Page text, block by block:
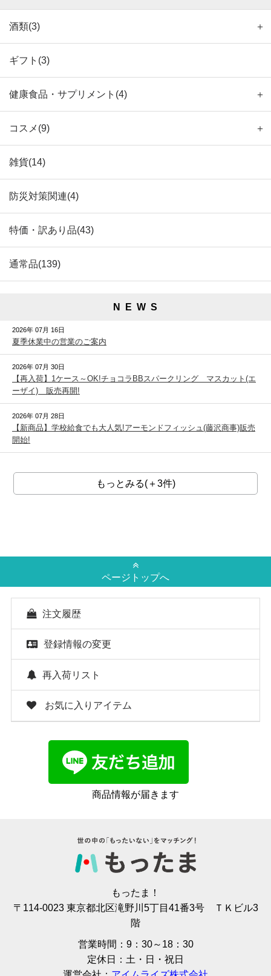
酒類(3) ＋
ギフト(3)
健康食品・サプリメント(4) ＋
コスメ(9) ＋
雑貨(14)
防災対策関連(4)
特価・訳あり品(43)
通常品(139)
N E W S
2026年 07月 16日
夏季休業中の営業のご案内
2026年 07月 30日
【再入荷】1ケース～OK!チョコラBBスパークリング マスカット(エ
ーザイ) 販売再開!
2026年 07月 28日
【新商品】学校給食でも大人気!アーモンドフィッシュ(藤沢商事)販売
開始!
もっとみる(＋3件)
ページトップへ
注文履歴
登録情報の変更
再入荷リスト
お気に入りアイテム
商品情報が届きます
もったま！
〒114-0023 東京都北区滝野川5丁目41番3号 ＴＫビル3
階
営業時間：9：30～18：30
定休日：土・日・祝日